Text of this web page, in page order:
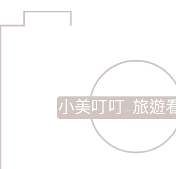
小美叮叮-旅遊